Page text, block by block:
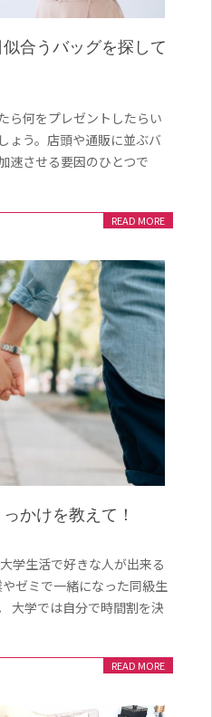
合うバッグを探して
ら何をプレゼントしたらい
ょう。店頭や通販に並ぶバ
速させる要因のひとつで
READ MORE
かけを教えて！
学生活で好きな人が出来る
ゼミで一緒になった同級生
大学では自分で時間割を決
READ MORE